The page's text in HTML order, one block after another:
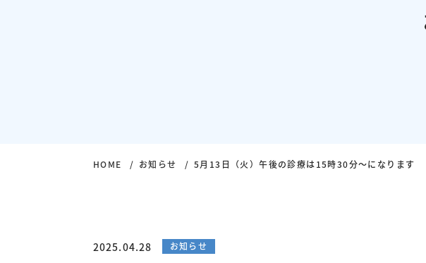
HOME お知らせ 5月13日（火）午後の診療は15時30分～になります
2025.04.28 お知らせ